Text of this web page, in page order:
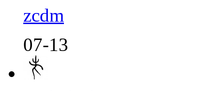
zcdm
07-13